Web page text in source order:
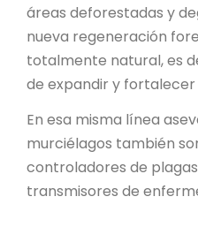
áreas deforestadas y
nueva regeneración
totalmente natural, es
de expandir y fortalecer
En esa misma línea
murciélagos también
controladores de
transmisores de